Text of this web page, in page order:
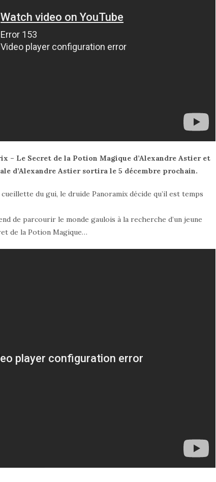
– Le Secret de la Potion Magique d’Alexandre Astier et
d’Alexandre Astier sortira le 5 décembre prochain.
du gui, le druide Panoramix décide qu’il est temps
de parcourir le monde gaulois à la recherche d’un jeune
de la Potion Magique…